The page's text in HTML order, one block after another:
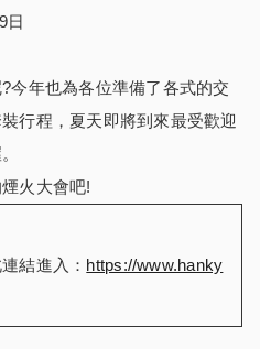
日
今年也為各位準備了各式的交
行程，夏天即將到來最受歡迎
火大會吧!
結進入： https://www.hanky